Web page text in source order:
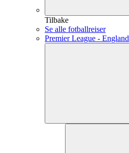
Tilbake
Se alle fotballreiser
Premier League - England